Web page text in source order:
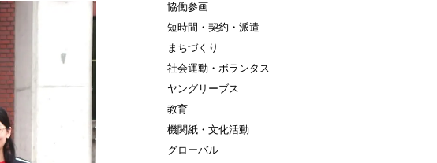
協働参画
短時間・契約・派遣
まちづくり
社会運動・ボランタス
ヤングリーブス
教育
機関紙・文化活動
グローバル